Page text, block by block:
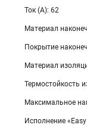
Ток (А): 62
Материал
Покрытие
Материал
Термостойкость
Максимальное
Исполнение